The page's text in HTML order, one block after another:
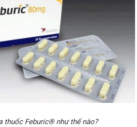
thuốc Feburic® như thế nào?